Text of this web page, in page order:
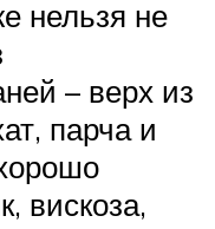
нельзя не
– верх из
парча и
вискоза,